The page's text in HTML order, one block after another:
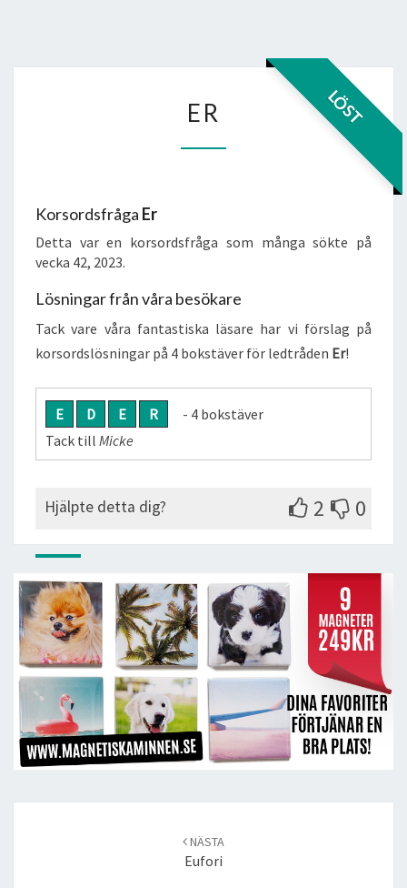
LÖST
ER
Korsordsfråga Er
Detta var en korsordsfråga som många sökte på
vecka 42, 2023.
Lösningar från våra besökare
Tack vare våra fantastiska läsare har vi förslag på
korsordslösningar på 4 bokstäver för ledtråden Er!
E D E R
- 4 bokstäver
Tack till Micke
Hjälpte detta dig? 2 0
NÄSTA
Eufori